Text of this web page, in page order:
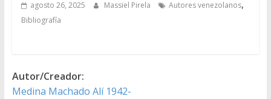
agosto 26, 2025 Massiel Pirela Autores venezolanos,
Bibliografía
Autor/Creador:
Medina Machado Alí 1942-